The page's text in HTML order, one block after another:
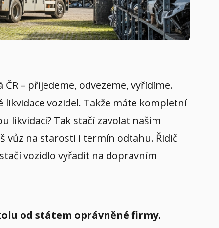
– přijedeme, odvezeme, vyřídíme.
vozidel. Takže máte kompletní
likvidaci? Tak stačí zavolat našim
vůz na starosti i termín odtahu. Řidič
vozidlo vyřadit na dopravním
od státem oprávněné firmy.